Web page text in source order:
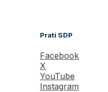
Prati SDP
Facebook
X
YouTube
Instagram